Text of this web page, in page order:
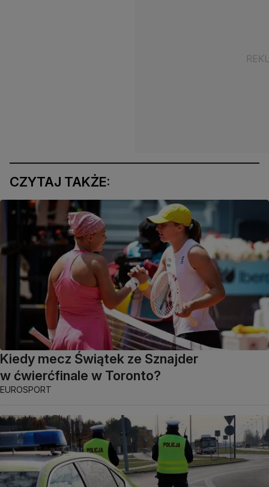
CZYTAJ TAKŻE:
Kiedy mecz Świątek ze Sznajder
w ćwierćfinale w Toronto?
EUROSPORT